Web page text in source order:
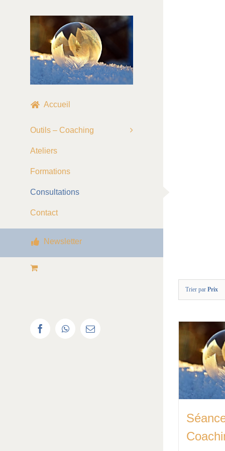
Accueil
Outils – Coaching
Ateliers
Formations
Consultations
Contact
Newsletter
facebookwhatsappEmail
Trier par Prix